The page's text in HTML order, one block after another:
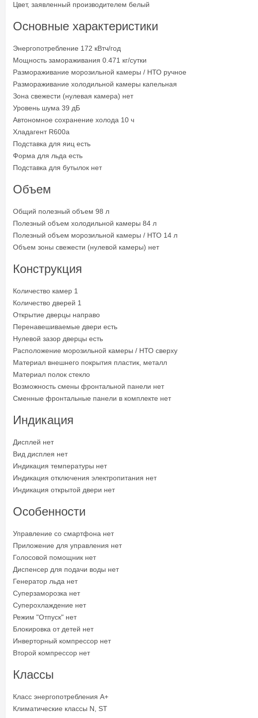
Цвет, заявленный производителем белый
Основные характеристики
Энергопотребление 172 кВтч/год
Мощность замораживания 0.471 кг/сутки
Размораживание морозильной камеры / НТО ручное
Размораживание холодильной камеры капельная
Зона свежести (нулевая камера) нет
Уровень шума 39 дБ
Автономное сохранение холода 10 ч
Хладагент R600a
Подставка для яиц есть
Форма для льда есть
Подставка для бутылок нет
Объем
Общий полезный объем 98 л
Полезный объем холодильной камеры 84 л
Полезный объем морозильной камеры / НТО 14 л
Объем зоны свежести (нулевой камеры) нет
Конструкция
Количество камер 1
Количество дверей 1
Открытие дверцы направо
Перенавешиваемые двери есть
Нулевой зазор дверцы есть
Расположение морозильной камеры / НТО сверху
Материал внешнего покрытия пластик, металл
Материал полок стекло
Возможность смены фронтальной панели нет
Сменные фронтальные панели в комплекте нет
Индикация
Дисплей нет
Вид дисплея нет
Индикация температуры нет
Индикация отключения электропитания нет
Индикация открытой двери нет
Особенности
Управление со смартфона нет
Приложение для управления нет
Голосовой помощник нет
Диспенсер для подачи воды нет
Генератор льда нет
Суперзаморозка нет
Суперохлаждение нет
Режим "Отпуск" нет
Блокировка от детей нет
Инверторный компрессор нет
Второй компрессор нет
Классы
Класс энергопотребления A+
Климатические классы N, ST